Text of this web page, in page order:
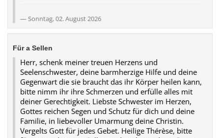
Sonntag, 02. August 2026
Für a Sellen
Herr, schenk meiner treuen Herzens und
Seelenschwester, deine barmherzige Hilfe und deine
Gegenwart die sie braucht das ihr Körper heilen kann,
bitte nimm ihr ihre Schmerzen und erfülle alles mit
deiner Gerechtigkeit. Liebste Schwester im Herzen,
Gottes reichen Segen und Schutz für dich und deine
Familie, in liebevoller Umarmung deine Christin.
Vergelts Gott für jedes Gebet. Heilige Thérèse, bitte